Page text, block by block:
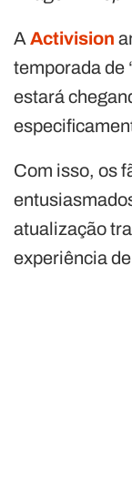
A Activision
temporada de
estará
Com isso, os
atualização
experiência